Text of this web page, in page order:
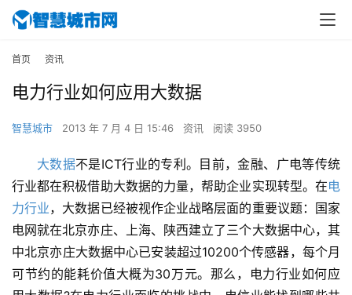
首页 资讯
电力行业如何应用大数据
智慧城市 2013 年 7 月 4 日 15:46 资讯 阅读 3950
大数据不是ICT行业的专利。目前，金融、广电等传统
行业都在积极借助大数据的力量，帮助企业实现转型。在电
力行业，大数据已经被视作企业战略层面的重要议题：国家
电网就在北京亦庄、上海、陕西建立了三个大数据中心，其
中北京亦庄大数据中心已安装超过10200个传感器，每个月
可节约的能耗价值大概为30万元。那么，电力行业如何应